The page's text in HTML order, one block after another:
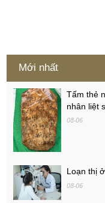
Mới nhất
Tấm thẻ
nhân liệt
08-06
Loạn thị
08-06